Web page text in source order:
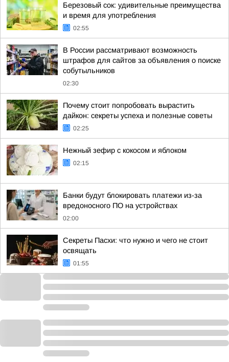
Березовый сок: удивительные преимущества
и время для употребления
02:55
В России рассматривают возможность
штрафов для сайтов за объявления о поиске
собутыльников
02:30
Почему стоит попробовать вырастить
дайкон: секреты успеха и полезные советы
02:25
Нежный зефир с кокосом и яблоком
02:15
Банки будут блокировать платежи из-за
вредоносного ПО на устройствах
02:00
Секреты Пасхи: что нужно и чего не стоит
освящать
01:55